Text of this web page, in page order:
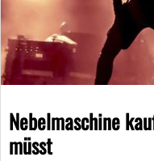
Nebelmaschine
müsst